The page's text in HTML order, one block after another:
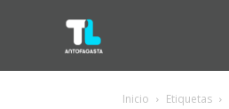
Inicio Etiquetas